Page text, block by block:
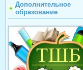
Дополнительное
образование